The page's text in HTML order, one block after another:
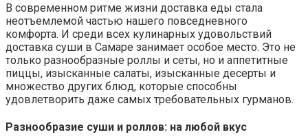
В современном ритме жизни доставка еды стала
неотъемлемой частью нашего повседневного
комфорта. И среди всех кулинарных удовольствий
доставка суши в Самаре занимает особое место. Это не
только разнообразные роллы и сеты, но и аппетитные
пиццы, изысканные салаты, изысканные десерты и
множество других блюд, которые способны
удовлетворить даже самых требовательных гурманов.
Разнообразие суши и роллов: на любой вкус